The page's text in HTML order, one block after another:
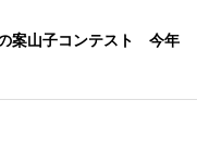
案山子コンテスト 今年